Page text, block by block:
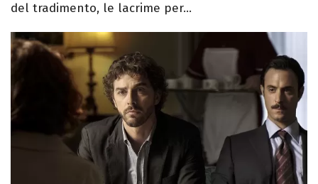
del tradimento, le lacrime per...